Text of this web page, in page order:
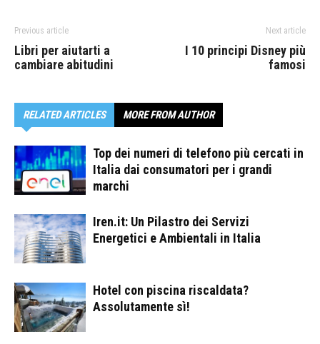
Previous article
Libri per aiutarti a
cambiare abitudini
Next article
I 10 principi Disney più
famosi
RELATED ARTICLES MORE FROM AUTHOR
Top dei numeri di telefono più cercati in
Italia dai consumatori per i grandi
marchi
Iren.it: Un Pilastro dei Servizi
Energetici e Ambientali in Italia
Hotel con piscina riscaldata?
Assolutamente sì!